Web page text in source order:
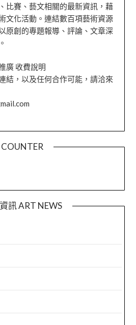
比賽、藝文相關的最新資訊，藉
文化活動。連結數百項藝術資源
原創的專題報導、評論、文章深
廣 收費說明
結，以及任何合作可能，請洽來
COUNTER
訊 ART NEWS